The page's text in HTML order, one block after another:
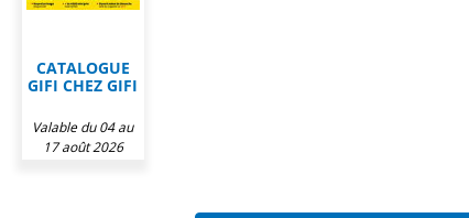
CATALOGUE
GIFI CHEZ GIFI
Valable du 04 au
17 août 2026